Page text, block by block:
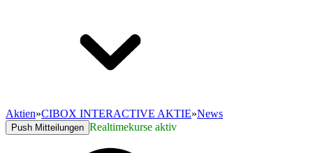
Aktien»CIBOX INTERACTIVE AKTIE»News
Push Mitteilungen Realtimekurse aktiv